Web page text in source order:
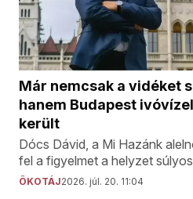
Már nemcsak a vidéket
hanem Budapest
került
Dócs Dávid, a Mi Hazánk
fel a figyelmet a helyzet
ÖKOTÁJ2026. júl. 20. 11:04